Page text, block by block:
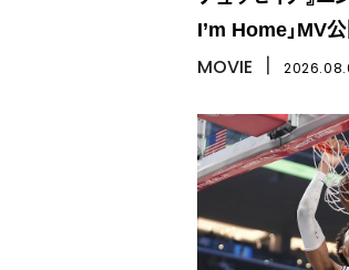
I’m Home」MV
MOVIE